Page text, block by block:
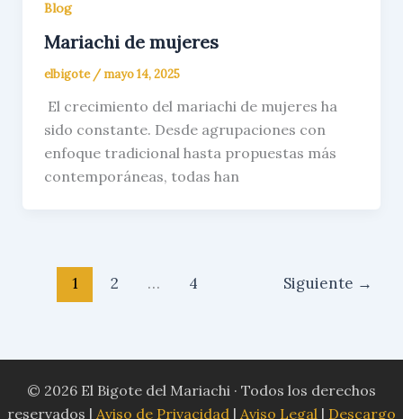
Blog
Mariachi de mujeres
elbigote / mayo 14, 2025
El crecimiento del mariachi de mujeres ha
sido constante. Desde agrupaciones con
enfoque tradicional hasta propuestas más
contemporáneas, todas han
1 2 … 4 Siguiente →
© 2026 El Bigote del Mariachi · Todos los derechos
reservados | Aviso de Privacidad | Aviso Legal | Descargo